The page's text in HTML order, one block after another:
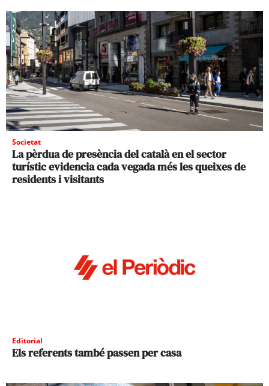
Societat
La pèrdua de presència del català en el sector
turístic evidencia cada vegada més les queixes de
residents i visitants
Editorial
Els referents també passen per casa